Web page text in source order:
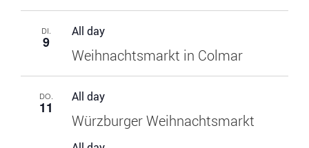
DI.
9
All day
Weihnachtsmarkt in Colmar
DO.
11
All day
Würzburger Weihnachtsmarkt